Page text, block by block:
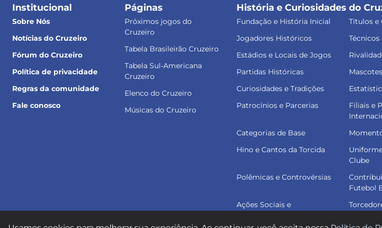
Institucional
Sobre Nós
Notícias do Cruzeiro
Fórum do Cruzeiro
Política de privacidade
Regras da comunidade
Fale conosco
Páginas
Próximos jogos do
Cruzeiro
Tabela Brasileirão Cruzeiro
Tabela Sul-Americana
Cruzeiro
Elenco do Cruzeiro
Músicas do Cruzeiro
História e Curiosidades do
Fundação e História Inicial
Títulos e
Jogadores Históricos
Técnicos
Estádios e Locais de Jogos
Partidas Históricas
Curiosidades e Tradições
Patrocínios e Parcerias
Filiais e
Categorias de Base
Hino e Cantos da Torcida
Clube
Polêmicas e Controvérsias
Futebol
Ações Sociais e